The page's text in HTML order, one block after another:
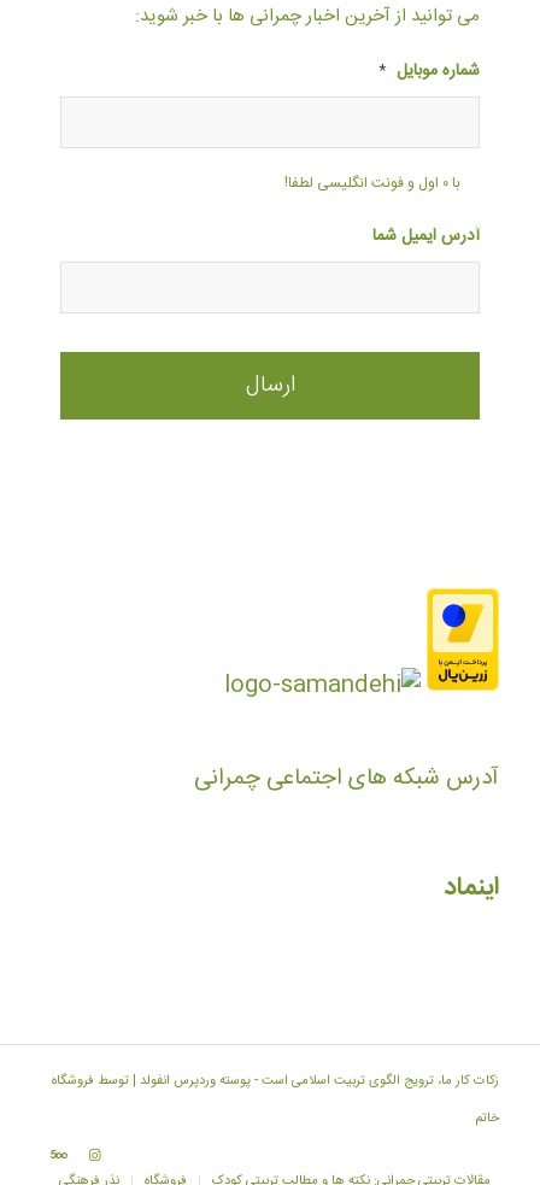
می توانید از آخرین اخبار چمرانی ها با خبر شوید:
شماره موبایل *
با ۰ اول و فونت انگلیسی لطفا!
آدرس ایمیل شما
آدرس شبکه های اجتماعی چمرانی
اینماد
زکات کار ما، ترویج الگوی تربیت اسلامی است -پوسته وردپرس انفولد | توسط فروشگاه
خاتم